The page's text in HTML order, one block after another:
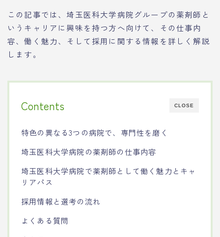
この記事では、埼玉医科大学病院グループの薬剤師と
いうキャリアに興味を持つ方へ向けて、その仕事内
容、働く魅力、そして採用に関する情報を詳しく解説
します。
CLOSE
Contents
特色の異なる3つの病院で、専門性を磨く
埼玉医科大学病院の薬剤師の仕事内容
埼玉医科大学病院で薬剤師として働く魅力とキャ
リアパス
採用情報と選考の流れ
よくある質問